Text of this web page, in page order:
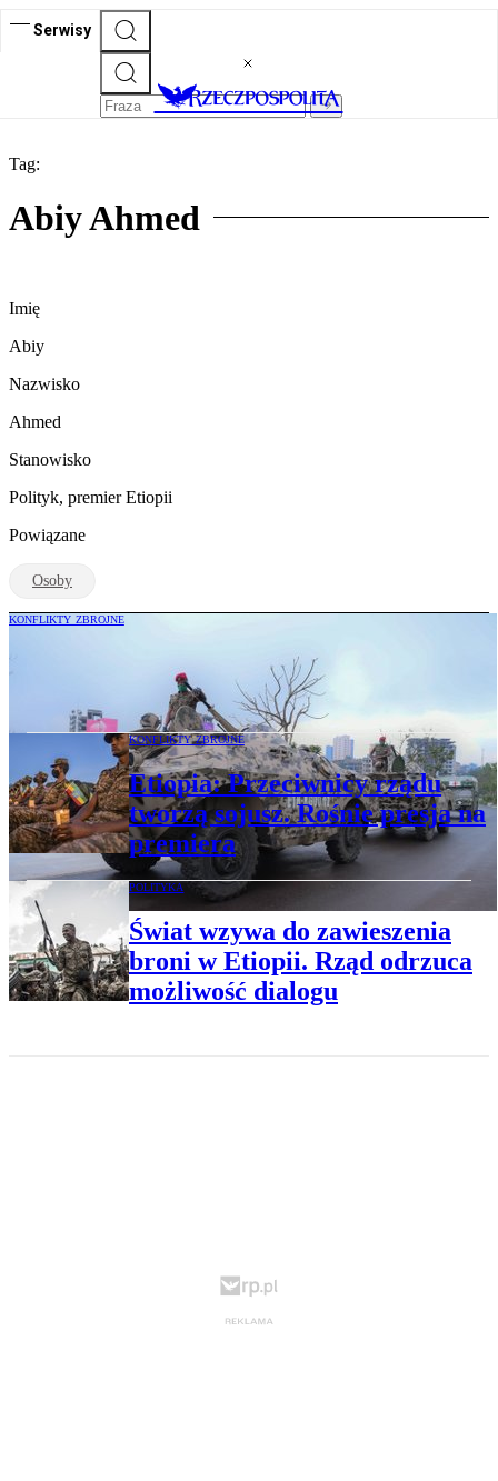
Serwisy
Tag:
Abiy Ahmed
Imię
Abiy
Nazwisko
Ahmed
Stanowisko
Polityk, premier Etiopii
Powiązane
Osoby
KONFLIKTY ZBROJNE
Premier Etiopii przekazał obowiązki
zastępcy. Jedzie na wojnę
KONFLIKTY ZBROJNE
Etiopia: Przeciwnicy rządu
tworzą sojusz. Rośnie presja na
premiera
POLITYKA
Świat wzywa do zawieszenia
broni w Etiopii. Rząd odrzuca
możliwość dialogu